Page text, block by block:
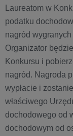
Laureatom w
podatku
nagród
Organizator
Konkursu i
nagród. Nagroda
wypłacie i
właściwego
dochodowego od
dochodowym od